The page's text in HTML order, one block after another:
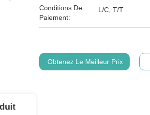
Conditions De
Paiement:
L/C, T/T
Obtenez Le Meilleur Prix